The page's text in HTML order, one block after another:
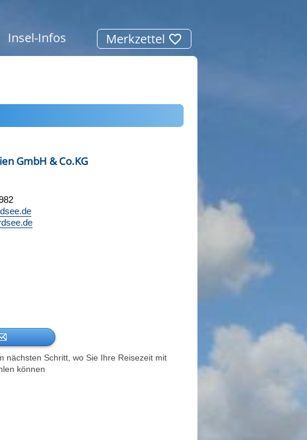
Insel-Infos Merkzettel
GmbH & Co.KG
nächsten Schritt, wo Sie Ihre Reisezeit mit
können